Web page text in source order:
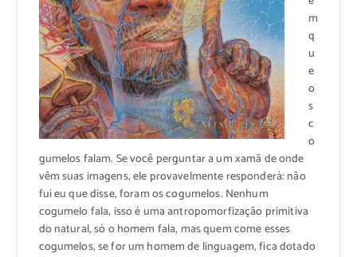
m
q
u
e
o
s
c
o
gumelos falam. Se você perguntar a um xamã de onde
vêm suas imagens, ele provavelmente responderá: não
fui eu que disse, foram os cogumelos. Nenhum
cogumelo fala, isso é uma antropomorfização primitiva
do natural, só o homem fala, mas quem come esses
cogumelos, se for um homem de linguagem, fica dotado